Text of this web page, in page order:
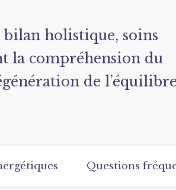
holistique, soins
la compréhension du
de l’équilibre
Questions